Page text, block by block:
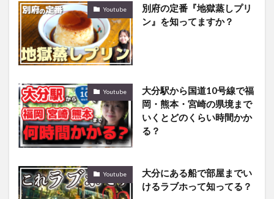
Youtube
別府の定番『地獄蒸しプリ
ン』を知ってますか？
Youtube
大分駅から国道10号線で福
岡・熊本・宮崎の県境まで
いくとどのくらい時間かか
る？
Youtube
大分にある船で部屋までい
けるラブホって知ってる？